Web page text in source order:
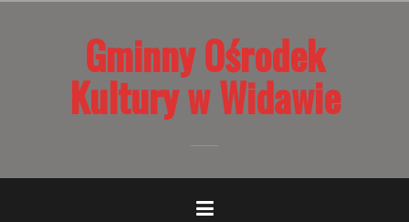
Gminny Ośrodek
Kultury w Widawie